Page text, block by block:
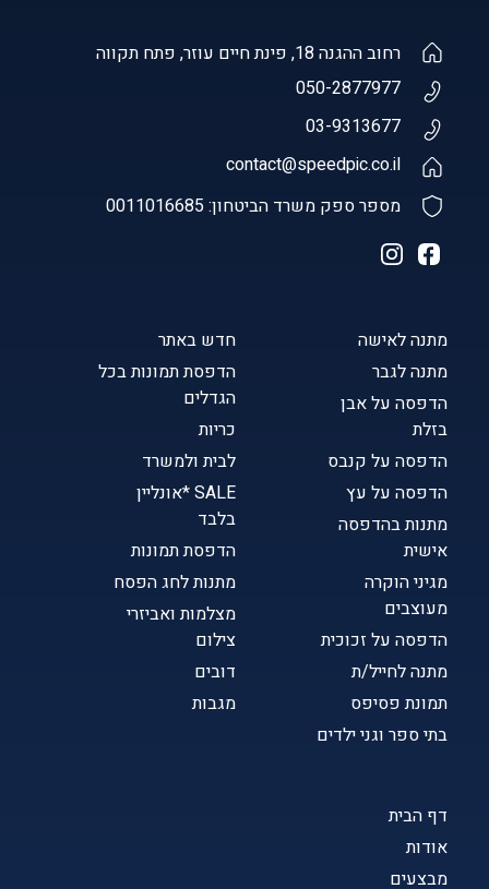
דף הבית
אודות
מבצעים
מתנה לאישה
מתנה לגבר
הדפסה על אבן
בזלת
הדפסה על קנבס
הדפסה על עץ
מתנות בהדפסה
אישית
מגיני הוקרה
מעוצבים
הדפסה על זכוכית
מתנה לחייל/ת
תמונת פסיפס
בתי ספר וגני ילדים
חדש באתר
הדפסת תמונות בכל
הגדלים
כריות
לבית ולמשרד
SALE *אונליין
בלבד
הדפסת תמונות
מתנות לחג הפסח
מצלמות ואביזרי
צילום
דובים
מגבות
רחוב ההגנה 18, פינת חיים עוזר, פתח תקווה
050-2877977
03-9313677
contact@speedpic.co.il
מספר ספק משרד הביטחון: 0011016685